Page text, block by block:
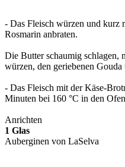
- Das Fleisch würzen und kurz
Rosmarin anbraten.
Die Butter schaumig schlagen,
würzen, den geriebenen
- Das Fleisch mit der Käse-
Minuten bei 160 °C in den
Anrichten
1 Glas
Auberginen von LaSelva